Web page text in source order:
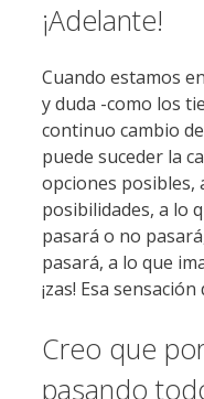
¡Adelante!
Cuando estamos
y duda -como los
continuo cambio
puede suceder la
opciones posibles,
posibilidades, a lo
pasará o no
pasará, a lo que
¡zas! Esa
Creo que
pasando